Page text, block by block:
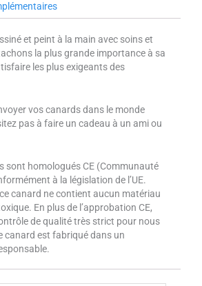
et peint à la main avec soins et
la plus grande importance à sa
les plus exigeants des
vos canards dans le monde
pas à faire un cadeau à un ami ou
sont homologués CE (Communauté
à la législation de l’UE.
canard ne contient aucun matériau
En plus de l’approbation CE,
de qualité très strict pour nous
canard est fabriqué dans un